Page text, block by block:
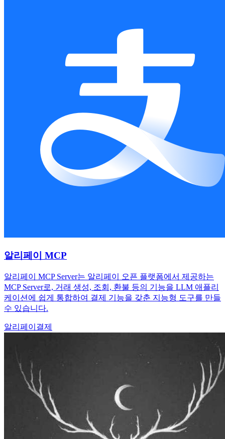
알리페이 MCP
알리페이 MCP Server는 알리페이 오픈 플랫폼에서 제공하는
MCP Server로, 거래 생성, 조회, 환불 등의 기능을 LLM 애플리
케이션에 쉽게 통합하여 결제 기능을 갖춘 지능형 도구를 만들
수 있습니다.
알리페이 결제